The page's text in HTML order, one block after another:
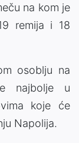
na kom je
remija i 18
osoblju na
najbolje u
koje će
Napolija.